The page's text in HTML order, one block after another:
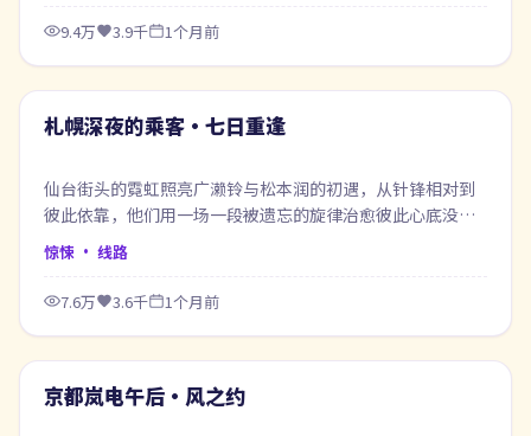
9.4万 3.9千 1个月前
最新
札幌深夜的乘客·七日重逢
仙台街头的霓虹照亮广濑铃与松本润的初遇，从针锋相对到
彼此依靠，他们用一场一段被遗忘的旋律治愈彼此心底没说
出口的话。
惊悚 · 线路
7.6万 3.6千 1个月前
最新
京都岚电午后·风之约